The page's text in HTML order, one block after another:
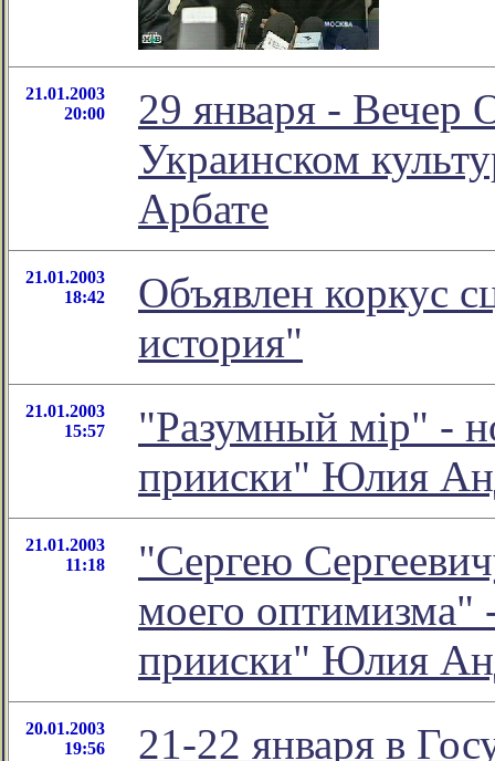
21.01.2003
20:00
29 января - Вечер
Украинском
Арбате
21.01.2003
18:42
Объявлен коркус
история"
21.01.2003
15:57
"Разумный мiр" -
прииски" Юлия
21.01.2003
11:18
"Сергею
моего оптимизма"
прииски" Юлия
20.01.2003
19:56
21-22 января в